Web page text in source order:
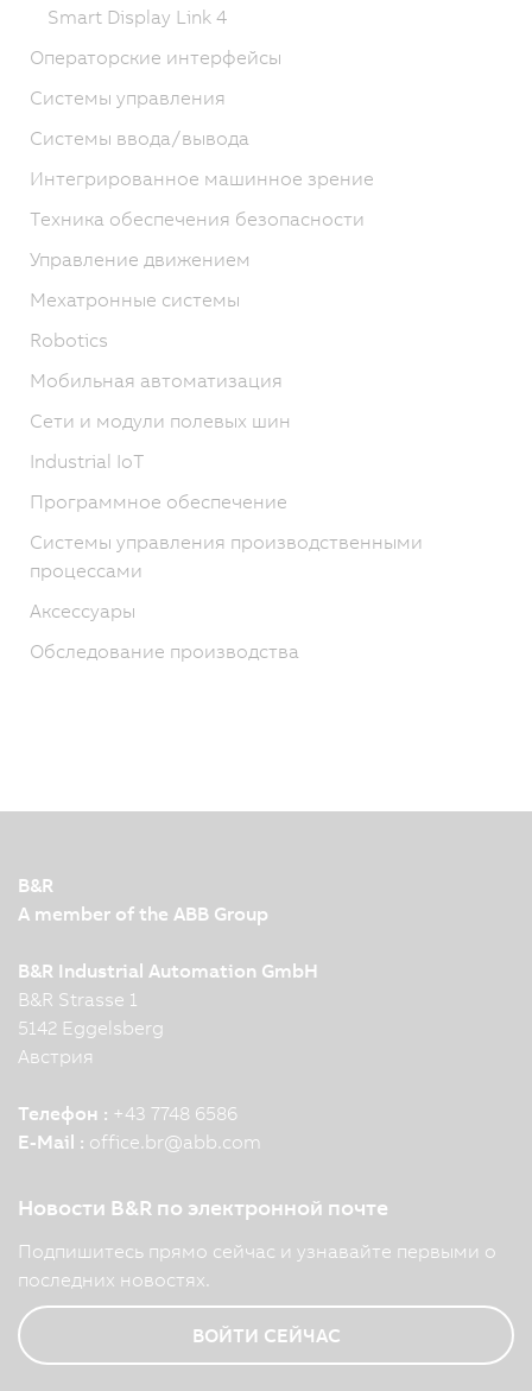
Smart Display Link 4
Операторские интерфейсы
Системы управления
Системы ввода/вывода
Интегрированное машинное зрение
Техника обеспечения безопасности
Управление движением
Мехатронные системы
Robotics
Мобильная автоматизация
Сети и модули полевых шин
Industrial IoT
Программное обеспечение
Системы управления производственными
процессами
Аксессуары
Обследование производства
B&R
A member of the ABB Group
B&R Industrial Automation GmbH
B&R Strasse 1
5142 Eggelsberg
Австрия
Телефон : +43 7748 6586
E-Mail : office.br@abb.com
Новости B&R по электронной почте
Подпишитесь прямо сейчас и узнавайте первыми о
последних новостях.
ВОЙТИ СЕЙЧАС